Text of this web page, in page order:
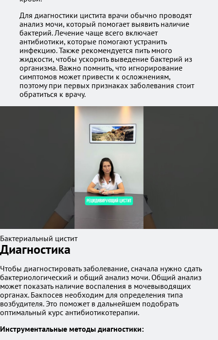
Для диагностики цистита врачи обычно проводят
анализ мочи, который помогает выявить наличие
бактерий. Лечение чаще всего включает
антибиотики, которые помогают устранить
инфекцию. Также рекомендуется пить много
жидкости, чтобы ускорить выведение бактерий из
организма. Важно помнить, что игнорирование
симптомов может привести к осложнениям,
поэтому при первых признаках заболевания стоит
обратиться к врачу.
Бактериальный цистит
Диагностика
Чтобы диагностировать заболевание, сначала нужно сдать
бактериологический и общий анализ мочи. Общий анализ
может показать наличие воспаления в мочевыводящих
органах. Бакпосев необходим для определения типа
возбудителя. Это поможет в дальнейшем подобрать
оптимальный курс антибиотикотерапии.
Инструментальные методы диагностики: